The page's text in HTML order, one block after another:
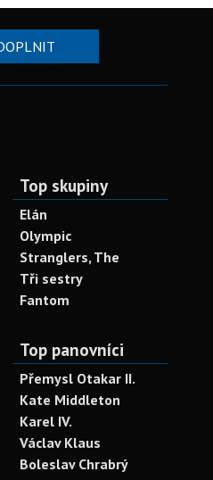
Top skupiny
Elán
Olympic
Stranglers, The
Tři sestry
Fantom
Top panovníci
Přemysl Otakar II.
Kate Middleton
Karel IV.
Václav Klaus
Boleslav Chrabrý